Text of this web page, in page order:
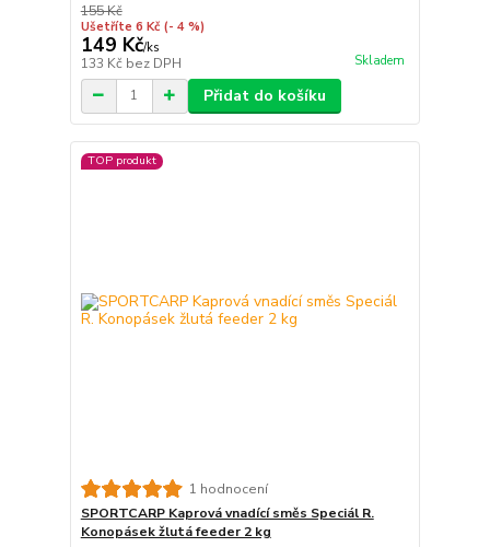
155 Kč
Ušetříte 6 Kč (- 4 %)
149 Kč/ks
133 Kč bez DPH Skladem
Přidat do košíku
TOP produkt
1 hodnocení
SPORTCARP Kaprová vnadící směs Speciál R.
Konopásek žlutá feeder 2 kg